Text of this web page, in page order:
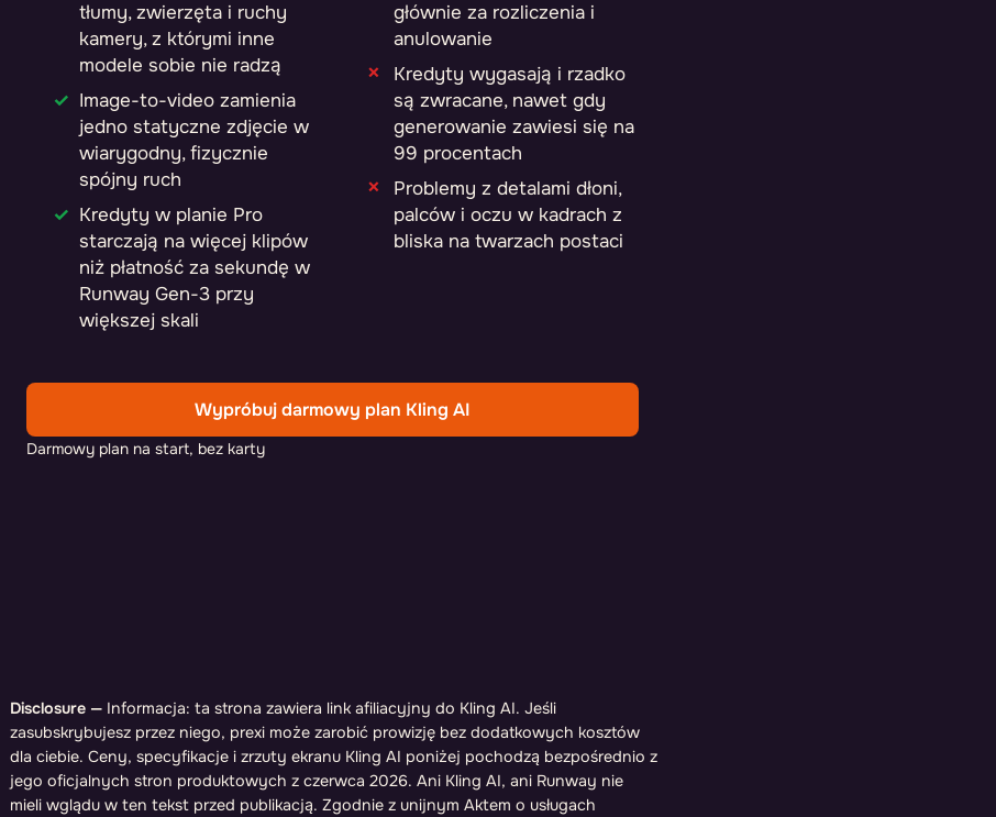
tłumy, zwierzęta i ruchy
kamery, z którymi inne
modele sobie nie radzą
Image-to-video zamienia
jedno statyczne zdjęcie w
wiarygodny, fizycznie
spójny ruch
Kredyty w planie Pro
starczają na więcej klipów
niż płatność za sekundę w
Runway Gen-3 przy
większej skali
głównie za rozliczenia i
anulowanie
Kredyty wygasają i rzadko
są zwracane, nawet gdy
generowanie zawiesi się na
99 procentach
Problemy z detalami dłoni,
palców i oczu w kadrach z
bliska na twarzach postaci
Wypróbuj darmowy plan Kling AI
Darmowy plan na start, bez karty
Disclosure —Informacja: ta strona zawiera link afiliacyjny do Kling AI. Jeśli
zasubskrybujesz przez niego, prexi może zarobić prowizję bez dodatkowych kosztów
dla ciebie. Ceny, specyfikacje i zrzuty ekranu Kling AI poniżej pochodzą bezpośrednio z
jego oficjalnych stron produktowych z czerwca 2026. Ani Kling AI, ani Runway nie
mieli wglądu w ten tekst przed publikacją. Zgodnie z unijnym Aktem o usługach